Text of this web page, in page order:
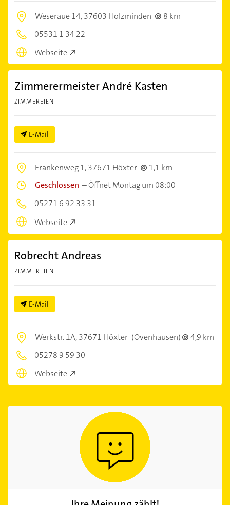
Weseraue 14,37603 Holzminden
8 km
05531 1 34 22
Webseite
Zimmerermeister André Kasten
ZIMMEREIEN
E-Mail
Frankenweg 1,37671 Höxter
1,1 km
Geschlossen –Öffnet Montag um 08:00
05271 6 92 33 31
Webseite
Robrecht Andreas
ZIMMEREIEN
E-Mail
Werkstr. 1A,37671 Höxter (Ovenhausen)
4,9 km
05278 9 59 30
Webseite